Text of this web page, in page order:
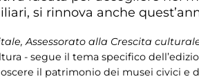
si rinnova anche
Assessorato alla Crescita
- segue il tema specifico
il patrimonio dei musei civici e